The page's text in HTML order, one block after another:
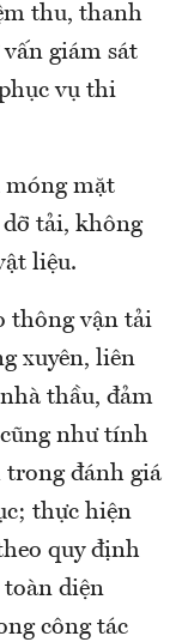
thu, thanh
giám sát
vụ thi
móng mặt
tải, không
liệu.
thông vận tải
xuyên, liên
thầu, đảm
cũng như tính
trong đánh giá
thực hiện
quy định
diện
công tác